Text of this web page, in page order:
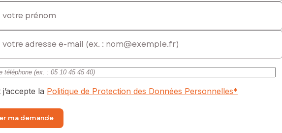
commercial immatriculé au RSAC de AUCH sous le numéro 843 548 496
prénom
j’accepte la Politique de Protection des Données Personnelles*
ma demande